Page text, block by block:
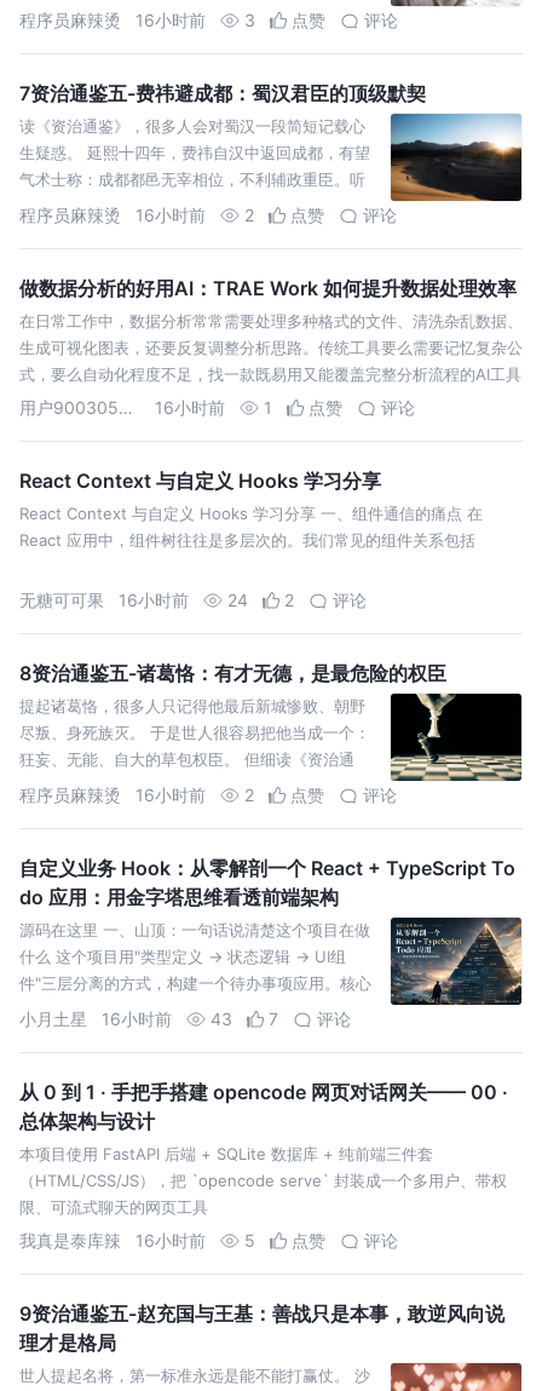
略一段史料：十五岁时，同宗长辈刘元起出钱资
程序员麻辣烫 16小时前 3 点赞 评论
7资治通鉴五-费祎避成都：蜀汉君臣的顶级默契
读《资治通鉴》，很多人会对蜀汉一段简短记载心
生疑惑。 延熙十四年，费祎自汉中返回成都，有望
气术士称：成都都邑无宰相位，不利辅政重臣。听
闻此言，费祎随即再度北上，屯驻汉寿，长期留镇
程序员麻辣烫 16小时前 2 点赞 评论
做数据分析的好用AI：TRAE Work 如何提升数据处理效率
在日常工作中，数据分析常常需要处理多种格式的文件、清洗杂乱数据、
生成可视化图表，还要反复调整分析思路。传统工具要么需要记忆复杂公
式，要么自动化程度不足，找一款既易用又能覆盖完整分析流程的AI工具
成为很
用户90030509362 16小时前 1 点赞 评论
React Context 与自定义 Hooks 学习分享
React Context 与自定义 Hooks 学习分享 一、组件通信的痛点 在
React 应用中，组件树往往是多层次的。我们常见的组件关系包括
无糖可可果 16小时前 24 2 评论
8资治通鉴五-诸葛恪：有才无德，是最危险的权臣
提起诸葛恪，很多人只记得他最后新城惨败、朝野
尽叛、身死族灭。 于是世人很容易把他当成一个：
狂妄、无能、自大的草包权臣。 但细读《资治通
鉴》会发现完全不是这么回事。 诸葛恪，是真的有
程序员麻辣烫 16小时前 2 点赞 评论
自定义业务 Hook：从零解剖一个 React + TypeScript To
do 应用：用金字塔思维看透前端架构
源码在这里 一、山顶：一句话说清楚这个项目在做
什么 这个项目用"类型定义 → 状态逻辑 → UI组
件"三层分离的方式，构建一个待办事项应用。核心
创新点在于：把所有业务逻辑抽进一个自定义
小月土星 16小时前 43 7 评论
从 0 到 1 · 手把手搭建 opencode 网页对话网关—— 00 ·
总体架构与设计
本项目使用 FastAPI 后端 + SQLite 数据库 + 纯前端三件套
（HTML/CSS/JS），把 `opencode serve` 封装成一个多用户、带权
限、可流式聊天的网页工具
我真是泰库辣 16小时前 5 点赞 评论
9资治通鉴五-赵充国与王基：善战只是本事，敢逆风向说
理才是格局
世人提起名将，第一标准永远是能不能打赢仗。 沙